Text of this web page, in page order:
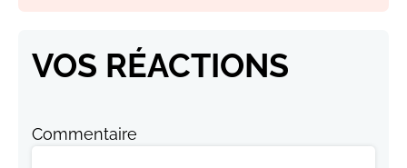
VOS RÉACTIONS
Commentaire